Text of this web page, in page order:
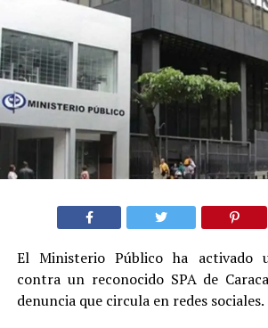
El Ministerio Público ha activado
contra un reconocido SPA de
denuncia que circula en redes sociales.